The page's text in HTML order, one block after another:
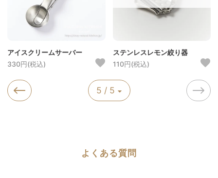
アイスクリームサーバー
330円(税込)
ステンレスレモン絞り器
110円(税込)
5 / 5
よくある質問